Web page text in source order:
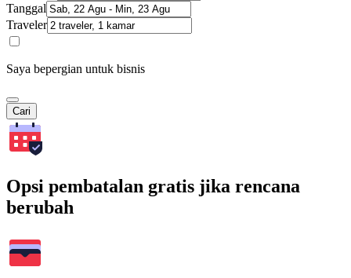
Tanggal
Traveler
Saya bepergian untuk bisnis
Cari
Opsi pembatalan gratis jika rencana
berubah